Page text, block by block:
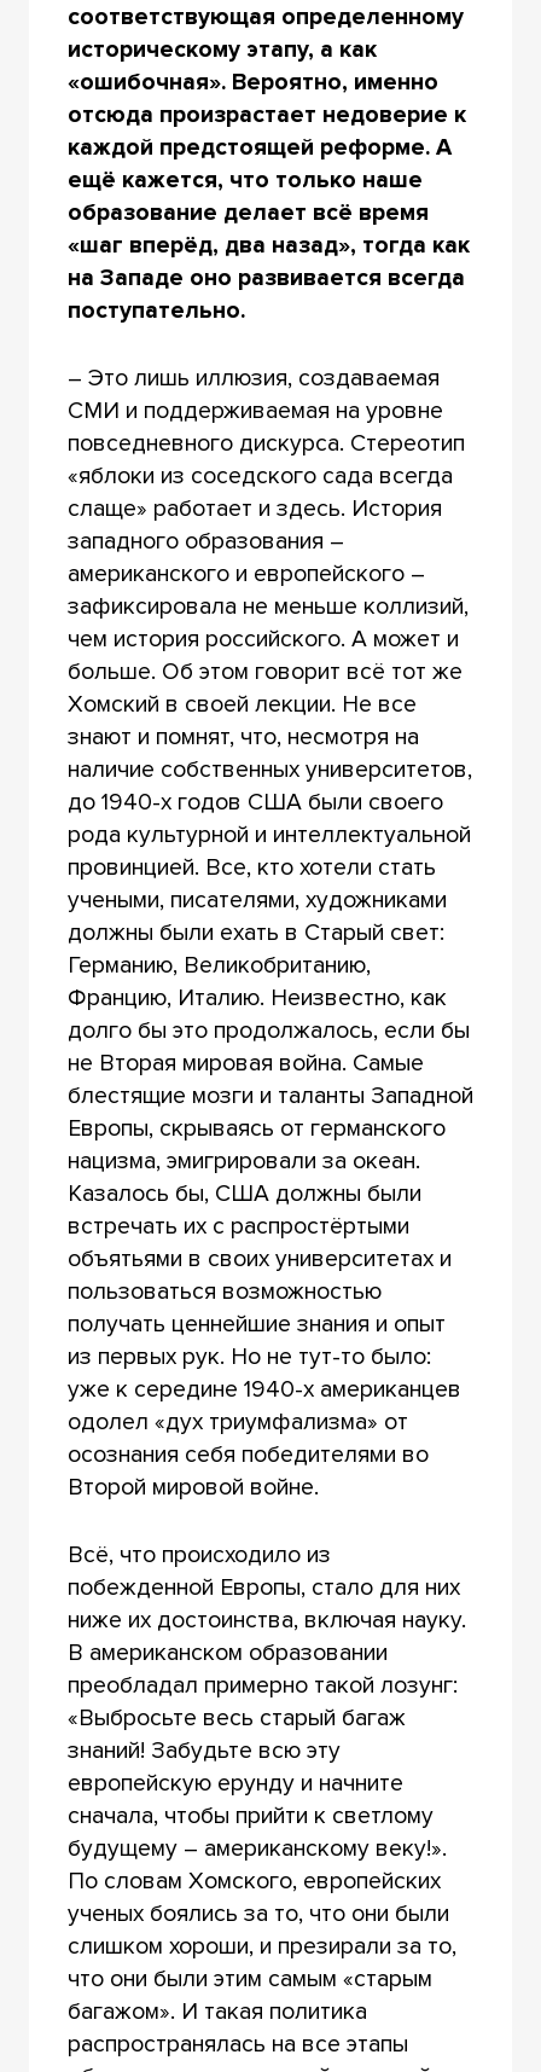
соответствующая определенному
историческому этапу, а как
«ошибочная». Вероятно, именно
отсюда произрастает недоверие к
каждой предстоящей реформе. А
ещё кажется, что только наше
образование делает всё время
«шаг вперёд, два назад», тогда как
на Западе оно развивается всегда
поступательно.
– Это лишь иллюзия, создаваемая
СМИ и поддерживаемая на уровне
повседневного дискурса. Стереотип
«яблоки из соседского сада всегда
слаще» работает и здесь. История
западного образования –
американского и европейского –
зафиксировала не меньше коллизий,
чем история российского. А может и
больше. Об этом говорит всё тот же
Хомский в своей лекции. Не все
знают и помнят, что, несмотря на
наличие собственных университетов,
до 1940-х годов США были своего
рода культурной и интеллектуальной
провинцией. Все, кто хотели стать
учеными, писателями, художниками
должны были ехать в Старый свет:
Германию, Великобританию,
Францию, Италию. Неизвестно, как
долго бы это продолжалось, если бы
не Вторая мировая война. Самые
блестящие мозги и таланты Западной
Европы, скрываясь от германского
нацизма, эмигрировали за океан.
Казалось бы, США должны были
встречать их с распростёртыми
объятьями в своих университетах и
пользоваться возможностью
получать ценнейшие знания и опыт
из первых рук. Но не тут-то было:
уже к середине 1940-х американцев
одолел «дух триумфализма» от
осознания себя победителями во
Второй мировой войне.
Всё, что происходило из
побежденной Европы, стало для них
ниже их достоинства, включая науку.
В американском образовании
преобладал примерно такой лозунг:
«Выбросьте весь старый багаж
знаний! Забудьте всю эту
европейскую ерунду и начните
сначала, чтобы прийти к светлому
будущему – американскому веку!».
По словам Хомского, европейских
ученых боялись за то, что они были
слишком хороши, и презирали за то,
что они были этим самым «старым
багажом». И такая политика
распространялась на все этапы